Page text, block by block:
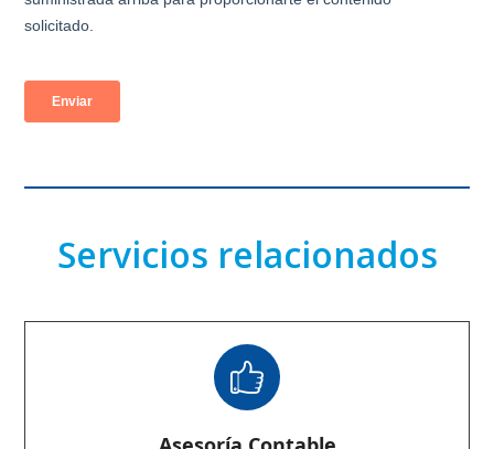
Servicios relacionados